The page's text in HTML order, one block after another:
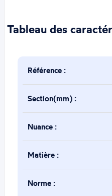
Tableau des
Référence :
Section(mm) :
Nuance :
Matière :
Norme :